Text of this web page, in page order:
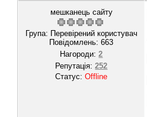
мешканець сайту
Група: Перевірений користувач
Повідомлень:663
Нагороди:2
Репутація:252
Статус:Offline